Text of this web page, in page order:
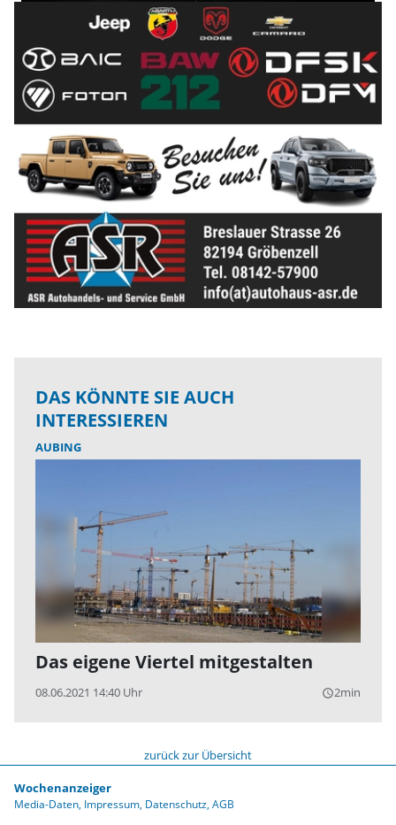
DAS KÖNNTE SIE AUCH
INTERESSIEREN
AUBING
Das eigene Viertel mitgestalten
08.06.2021 14:40 Uhr query_builder2min
zurück zur Übersicht
Wochenanzeiger
Media-Daten Impressum Datenschutz AGB